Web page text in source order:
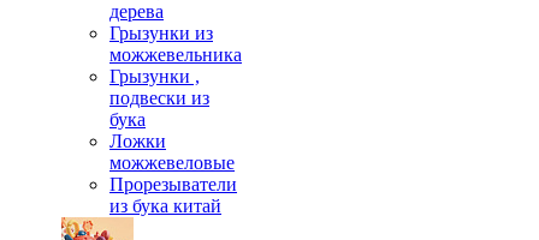
дерева
Грызунки из
можжевельника
Грызунки ,
подвески из
бука
Ложки
можжевеловые
Прорезыватели
из бука китай